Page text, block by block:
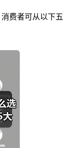
费者可从以下五